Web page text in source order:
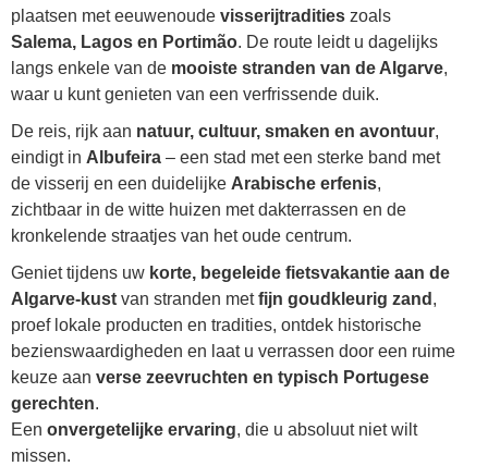
plaatsen met eeuwenoude visserijtradities zoals
Salema, Lagos en Portimão. De route leidt u dagelijks
langs enkele van de mooiste stranden van de Algarve,
waar u kunt genieten van een verfrissende duik.
De reis, rijk aan natuur, cultuur, smaken en avontuur,
eindigt in Albufeira – een stad met een sterke band met
de visserij en een duidelijke Arabische erfenis,
zichtbaar in de witte huizen met dakterrassen en de
kronkelende straatjes van het oude centrum.
Geniet tijdens uw korte, begeleide fietsvakantie aan de
Algarve-kust van stranden metfijn goudkleurig zand ,
proef lokale producten en tradities, ontdek historische
bezienswaardigheden en laat u verrassen door een ruime
keuze aan verse zeevruchten en typisch Portugese
gerechten.
Een onvergetelijke ervaring, die u absoluut niet wilt
missen.